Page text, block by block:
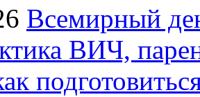
Всемирный
ВИЧ,